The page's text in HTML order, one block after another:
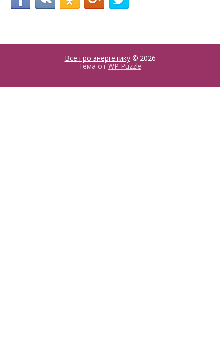
Все про энергетику© 2026
Тема от WP Puzzle